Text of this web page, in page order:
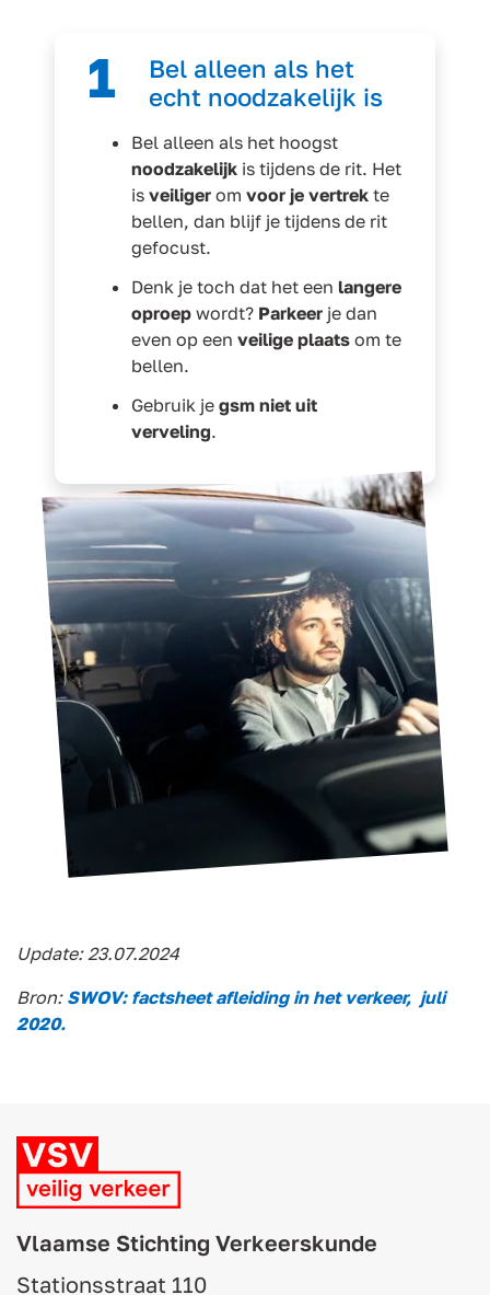
1
Bel alleen als het
echt noodzakelijk is
Bel alleen als het hoogst
noodzakelijk is tijdens de rit. Het
is veiliger om voor je vertrekte
bellen, dan blijf je tijdens de rit
gefocust.
Denk je toch dat het een langere
oproepwordt? Parkeer je dan
even op een veilige plaats om te
bellen.
Gebruik je gsm niet uit
verveling.
Update: 23.07.2024
Bron: SWOV: factsheet afleiding in het verkeer, juli
2020.
Vlaamse Stichting Verkeerskunde
Stationsstraat 110